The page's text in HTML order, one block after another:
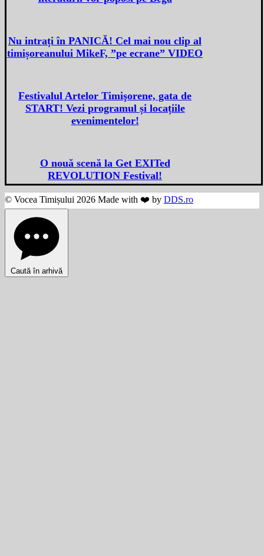
Nu intrați în PANICĂ! Cel mai nou clip al
timișoreanului MikeF, ”pe ecrane” VIDEO
Festivalul Artelor Timişorene, gata de
START! Vezi programul și locațiile
evenimentelor!
O nouă scenă la Get EXITed
REVOLUTION Festival!
© Vocea Timișului 2026 Made with ❤️ by DDS.ro
Caută în arhivă